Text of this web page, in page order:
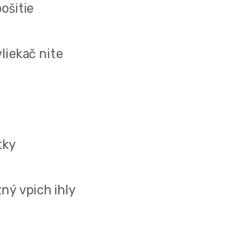
nite
vpich ihly